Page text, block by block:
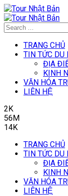
TRANG CHỦ
TIN TỨC DU
ĐỊA
KINH
VĂN HÓA
LIÊN HỆ
2K
56M
14K
TRANG CHỦ
TIN TỨC DU
ĐỊA
KINH
VĂN HÓA
LIÊN HỆ